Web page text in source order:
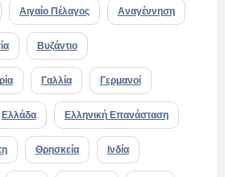
Αιγαίο Πέλαγος Αναγέννηση
Βυζάντιο
Γαλλία Γερμανοί
Ελλάδα Ελληνική Επανάσταση
Θρησκεία Ινδία